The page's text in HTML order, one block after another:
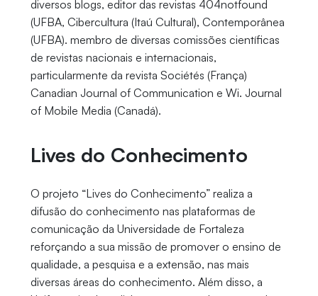
diversos blogs, editor das revistas 404notfound
(UFBA, Cibercultura (Itaú Cultural), Contemporânea
(UFBA). membro de diversas comissões científicas
de revistas nacionais e internacionais,
particularmente da revista Sociétés (França)
Canadian Journal of Communication e Wi. Journal
of Mobile Media (Canadá).
Lives do Conhecimento
O projeto “Lives do Conhecimento” realiza a
difusão do conhecimento nas plataformas de
comunicação da Universidade de Fortaleza
reforçando a sua missão de promover o ensino de
qualidade, a pesquisa e a extensão, nas mais
diversas áreas do conhecimento. Além disso, a